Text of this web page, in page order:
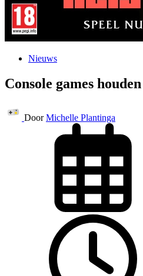
Nieuws
Console games
Door Michelle Plantinga